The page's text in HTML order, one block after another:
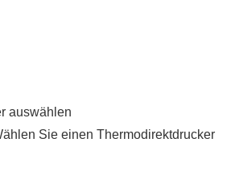
auswählen
Sie einen Thermodirektdrucker